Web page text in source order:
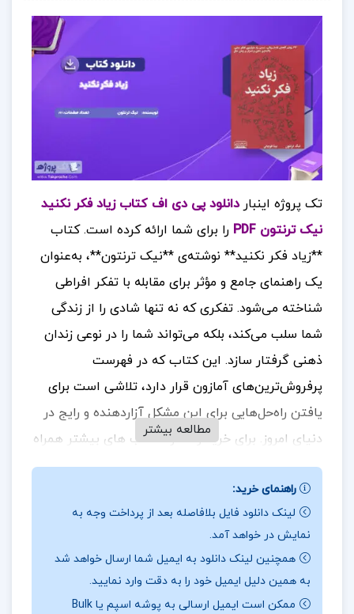
تک پروژه اینبار دانلود پی دی اف کتاب زیاد فکر نکنید
نیک ترنتون PDF
را برای شما ارائه کرده است.کتاب
**زیاد فکر نکنید** نوشته‌ی **نیک ترنتون**، به‌عنوان
یک راهنمای جامع و مؤثر برای مقابله با تفکر افراطی
شناخته می‌شود. تفکری که نه تنها شادی را از زندگی
شما سلب می‌کند، بلکه می‌تواند شما را در نوعی زندان
ذهنی گرفتار سازد. این کتاب که در فهرست
پرفروش‌ترین‌های آمازون قرار دارد، تلاشی است برای
یافتن راه‌حل‌هایی برای این مشکل آزاردهنده و رایج در
دنیای امروز. برای خرید و دانلود کتاب های بیشتر همراه
تک پروژهباشید.
نقد کتاب زیاد فکر نکنید نیک ترنتون
تفکر افراطی یکی از چالش‌های بزرگ انسان‌های مدرن
است. با افزایش مشغله‌های روزمره و سرعت بالای
زندگی، این نوع تفکر به حالتی غیرقابل کنترل تبدیل
مطالعه بیشتر
راهنمای خرید:
لینک دانلود فایل بلافاصله بعد از پرداخت وجه به
نمایش در خواهد آمد.
همچنین لینک دانلود به ایمیل شما ارسال خواهد شد
به همین دلیل ایمیل خود را به دقت وارد نمایید.
ممکن است ایمیل ارسالی به پوشه اسپم یا Bulk